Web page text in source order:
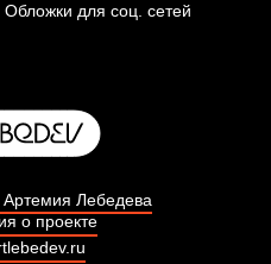
Обложки для соц. сетей
Артемия Лебедева
о проекте